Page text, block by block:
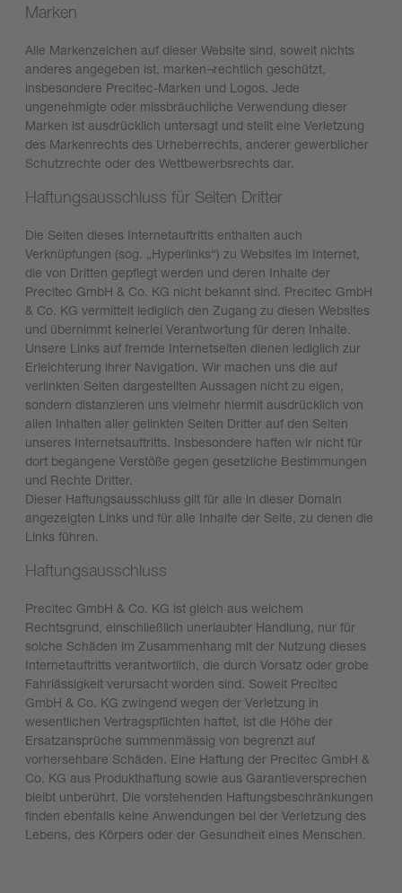
Marken
Alle Markenzeichen auf dieser Website sind, soweit nichts
anderes angegeben ist, marken¬rechtlich geschützt,
insbesondere Precitec-Marken und Logos. Jede
ungenehmigte oder missbräuchliche Verwendung dieser
Marken ist ausdrücklich untersagt und stellt eine Verletzung
des Markenrechts des Urheberrechts, anderer gewerblicher
Schutzrechte oder des Wettbewerbsrechts dar.
Haftungsausschluss für Seiten Dritter
Die Seiten dieses Internetauftritts enthalten auch
Verknüpfungen (sog. „Hyperlinks“) zu Websites im Internet,
die von Dritten gepflegt werden und deren Inhalte der
Precitec GmbH & Co. KG nicht bekannt sind. Precitec GmbH
& Co. KG vermittelt lediglich den Zugang zu diesen Websites
und übernimmt keinerlei Verantwortung für deren Inhalte.
Unsere Links auf fremde Internetseiten dienen lediglich zur
Erleichterung ihrer Navigation. Wir machen uns die auf
verlinkten Seiten dargestellten Aussagen nicht zu eigen,
sondern distanzieren uns vielmehr hiermit ausdrücklich von
allen Inhalten aller gelinkten Seiten Dritter auf den Seiten
unseres Internetsauftritts. Insbesondere haften wir nicht für
dort begangene Verstöße gegen gesetzliche Bestimmungen
und Rechte Dritter.
Dieser Haftungsausschluss gilt für alle in dieser Domain
angezeigten Links und für alle Inhalte der Seite, zu denen die
Links führen.
Haftungsausschluss
Precitec GmbH & Co. KG ist gleich aus welchem
Rechtsgrund, einschließlich unerlaubter Handlung, nur für
solche Schäden im Zusammenhang mit der Nutzung dieses
Internetauftritts verantwortlich, die durch Vorsatz oder grobe
Fahrlässigkeit verursacht worden sind. Soweit Precitec
GmbH & Co. KG zwingend wegen der Verletzung in
wesentlichen Vertragspflichten haftet, ist die Höhe der
Ersatzansprüche summenmässig von begrenzt auf
vorhersehbare Schäden. Eine Haftung der Precitec GmbH &
Co. KG aus Produkthaftung sowie aus Garantieversprechen
bleibt unberührt. Die vorstehenden Haftungsbeschränkungen
finden ebenfalls keine Anwendungen bei der Verletzung des
Lebens, des Körpers oder der Gesundheit eines Menschen.